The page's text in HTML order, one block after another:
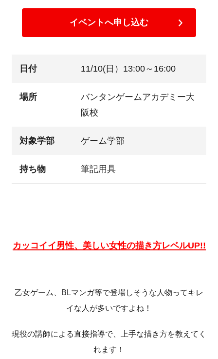
イベントへ申し込む
日付 11/10(日）13:00～16:00
場所
バンタンゲームアカデミー大
阪校
対象学部 ゲーム学部
持ち物 筆記用具
カッコイイ男性、美しい女性の描き方レベルUP!!
乙女ゲーム、BLマンガ等で登場しそうな人物ってキレ
イな人が多いですよね！
現役の講師による直接指導で、上手な描き方を教えてく
れます！